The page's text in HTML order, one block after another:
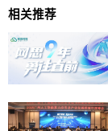
相关推荐